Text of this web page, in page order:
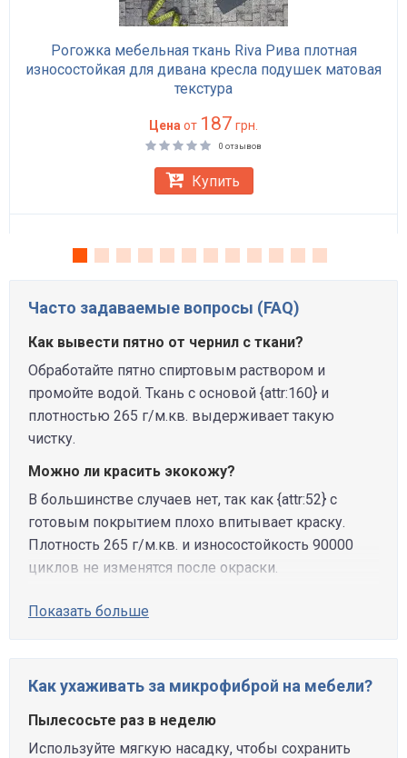
Рогожка мебельная ткань Riva Рива плотная
износостойкая для дивана кресла подушек матовая
текстура
Цена от 187 грн.
0 отзывов
Купить
Часто задаваемые вопросы (FAQ)
Как вывести пятно от чернил с ткани?
Обработайте пятно спиртовым раствором и
промойте водой. Ткань с основой {attr:160} и
плотностью 265 г/м.кв. выдерживает такую
чистку.
Можно ли красить экокожу?
В большинстве случаев нет, так как {attr:52} с
готовым покрытием плохо впитывает краску.
Плотность 265 г/м.кв. и износостойкость 90000
циклов не изменятся после окраски.
Показать больше
Как ухаживать за микрофиброй на мебели?
Пылесосьте раз в неделю
Используйте мягкую насадку, чтобы сохранить